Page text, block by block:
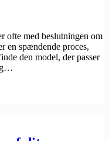
ofte med beslutningen om
en spændende proces,
den model, der passer